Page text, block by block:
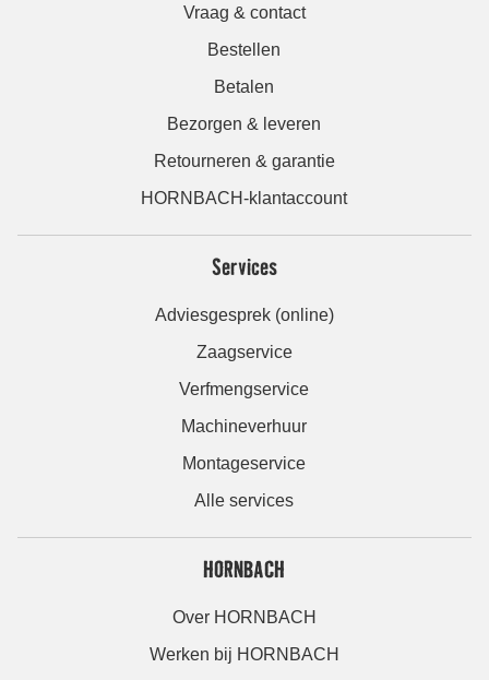
Vraag & contact
Bestellen
Betalen
Bezorgen & leveren
Retourneren & garantie
HORNBACH-klantaccount
Services
Adviesgesprek (online)
Zaagservice
Verfmengservice
Machineverhuur
Montageservice
Alle services
HORNBACH
Over HORNBACH
Werken bij HORNBACH